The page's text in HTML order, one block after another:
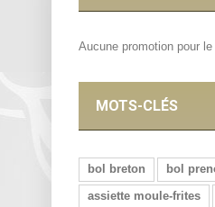
Aucune promotion pour le
MOTS-CLÉS
bol breton
bol
assiette moule-frites